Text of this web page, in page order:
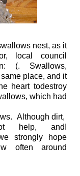
nest, as it
, local
council
: (. Swallows,
place, and it
heart todestroy
which had
. Although dirt,
help, and
strongly
hope
often
around